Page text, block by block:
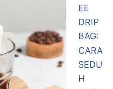
EE
DRIP
BAG:
CARA
SEDU
H